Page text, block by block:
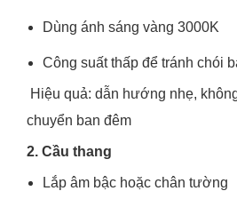
Dùng ánh sáng vàng 3000K
Công suất thấp để tránh chói
Hiệu quả: dẫn hướng nhẹ,
chuyển ban đêm
2. Cầu thang
Lắp âm bậc hoặc chân tường